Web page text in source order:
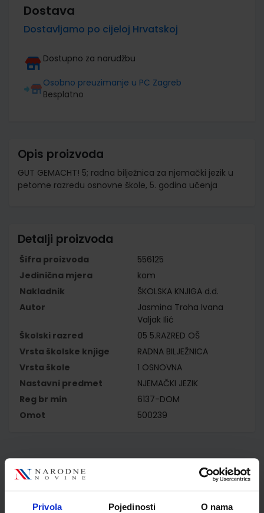
Privola Pojedinosti O nama
Dostava
Dostavljamo po cijeloj Hrvatskoj
Dostupno za narudžbu
Osobno preuzimanje u PC Zagreb
Besplatno
Opis proizvoda
GUT GEMACHT! 5; radna bilježnica za njemački jezik u
petome razredu osnovne škole, 5. godina učenja
Detalji proizvoda
Šifra proizvoda
556125
Jedinična mjera
kom
Nakladnik
ŠKOLSKA KNJIGA d.d.
Autor
Jasmina Troha Ivana
Valjak Ilić
Školski razred
05 5.RAZRED OŠ
Vrsta školske knjige
RADNA BILJEŽNICA
Vrsta škole
1 OSNOVNA
Nastavni predmet
NJEMAČKI JEZIK
Reg br min
6137-DOM
Omot
500239
Kupci najčešće biraju..